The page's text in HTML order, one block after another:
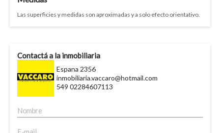
Las superficies y medidas son aproximadas y a solo efecto orientativo.
Contactá a la inmobiliaria
Espana 2356
inmobiliaria.vaccaro@hotmail.com
549 02284607113